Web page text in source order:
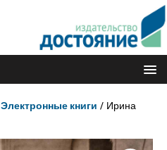
Электронные книги / Ирина